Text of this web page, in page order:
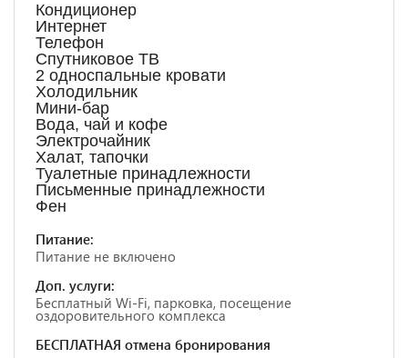
Кондиционер
Интернет
Телефон
Спутниковое ТВ
2 односпальные кровати
Холодильник
Мини-бар
Вода, чай и кофе
Электрочайник
Халат, тапочки
Туалетные принадлежности
Письменные принадлежности
Фен
Питание:
Питание не включено
Доп. услуги:
Бесплатный Wi-Fi, парковка, посещение
оздоровительного комплекса
БЕСПЛАТНАЯ отмена бронирования